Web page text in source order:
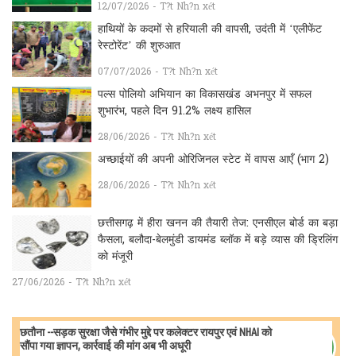
12/07/2026 - T?t Nh?n xét
हाथियों के कदमों से हरियाली की वापसी, उदंती में ‘एलीफेंट
रेस्टोरेंट’ की शुरुआत
07/07/2026 - T?t Nh?n xét
पल्स पोलियो अभियान का विकासखंड अभनपुर में सफल
शुभारंभ, पहले दिन 91.2% लक्ष्य हासिल
28/06/2026 - T?t Nh?n xét
अच्छाईयों की अपनी ओरिजिनल स्टेट में वापस आएँ (भाग 2)
28/06/2026 - T?t Nh?n xét
छत्तीसगढ़ में हीरा खनन की तैयारी तेज: एनसीएल बोर्ड का बड़ा
फैसला, बलौदा-बेलमुंडी डायमंड ब्लॉक में बड़े व्यास की ड्रिलिंग
को मंजूरी
27/06/2026 - T?t Nh?n xét
छतौना --सड़क सुरक्षा जैसे गंभीर मुद्दे पर कलेक्टर रायपुर एवं NHAI को
सौंपा गया ज्ञापन, कार्रवाई की मांग अब भी अधूरी